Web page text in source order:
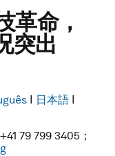
革命，
突出
I 日本語 I
79 799 3405；